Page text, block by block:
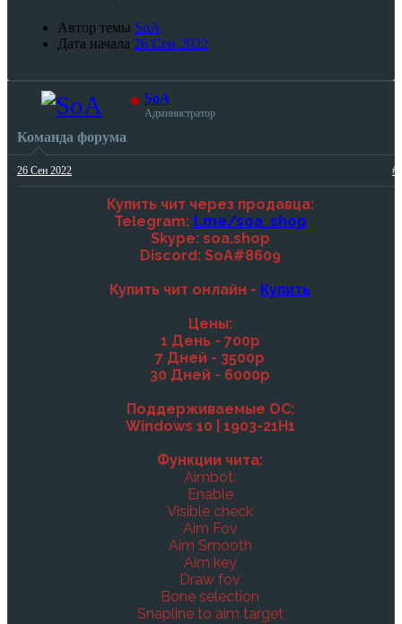
Автор темы SoA
Дата начала 26 Сен 2022
SoA
Администратор
Команда форума
26 Сен 2022 #1
Купить чит через продавца:
Telegram: t.me/soa_shop
Skype: soa.shop
Discord: SoA#8609
Купить чит онлайн - Купить
Цены:
1 День - 700р
7 Дней - 3500р
30 Дней - 6000р
Поддерживаемые ОС:
Windows 10 | 1903-21H1
Функции чита:
Aimbot:
Enable
Visible check
Aim Fov
Aim Smooth
Aim key
Draw fov
Bone selection
Snapline to aim target